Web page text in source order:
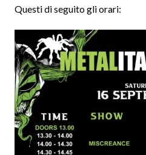
Questi di seguito gli orari: